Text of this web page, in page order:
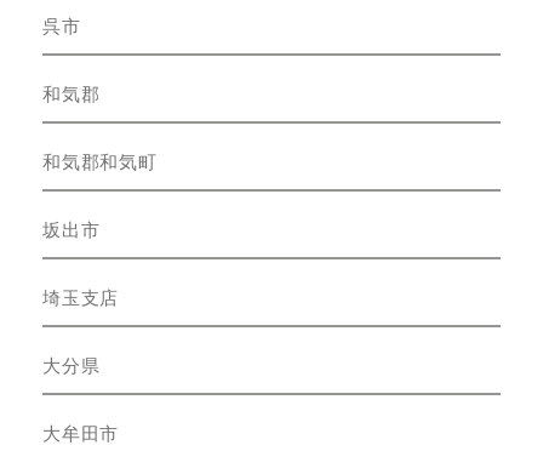
呉市
和気郡
和気郡和気町
坂出市
埼玉支店
大分県
大牟田市